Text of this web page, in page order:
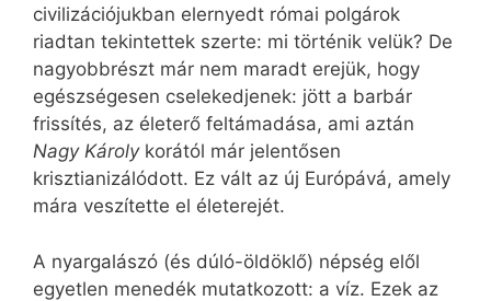
civilizációjukban elernyedt római polgárok
riadtan tekintettek szerte: mi történik velük? De
nagyobbrészt már nem maradt erejük, hogy
egészségesen cselekedjenek: jött a barbár
frissítés, az életerő feltámadása, ami aztán
Nagy Károly korától már jelentősen
krisztianizálódott. Ez vált az új Európává, amely
mára veszítette el életerejét.
A nyargalászó (és dúló-öldöklő) népség elől
egyetlen menedék mutatkozott: a víz. Ezek az